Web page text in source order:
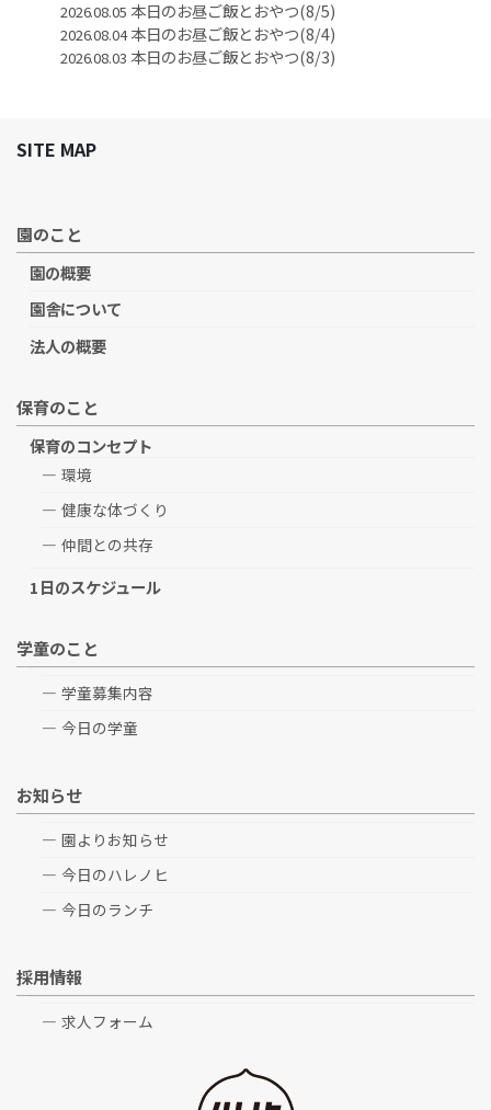
2026.08.05 本日のお昼ご飯とおやつ(8/5)
2026.08.04本日のお昼ご飯とおやつ(8/4)
2026.08.03 本日のお昼ご飯とおやつ(8/3)
SITE MAP
園のこと
園の概要
園舎について
法人の概要
保育のこと
保育のコンセプト
環境
健康な体づくり
仲間との共存
1日のスケジュール
学童のこと
学童募集内容
今日の学童
お知らせ
園よりお知らせ
今日のハレノヒ
今日のランチ
採用情報
求人フォーム